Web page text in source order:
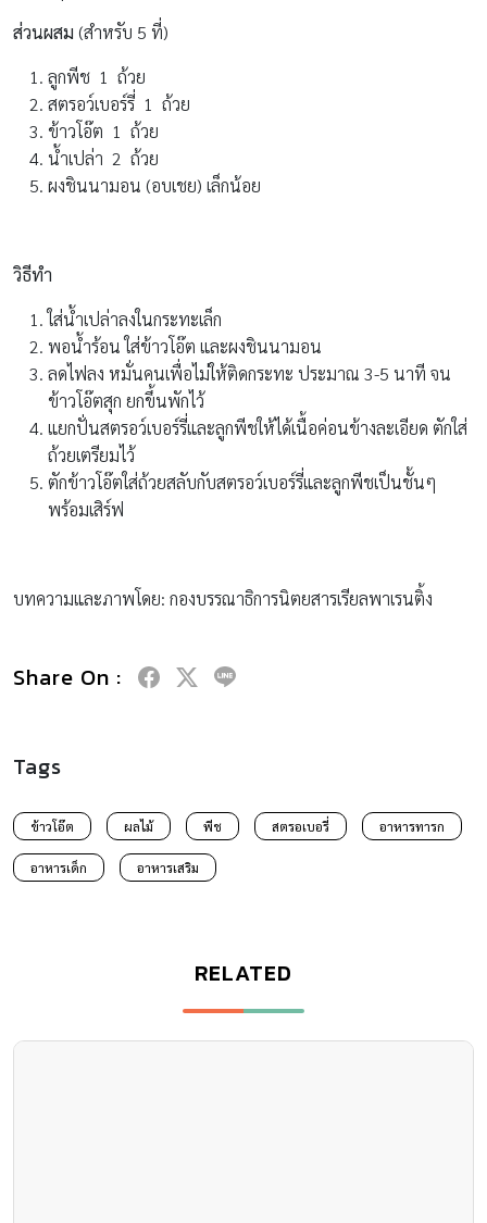
ส่วนผสม (สำหรับ 5 ที่)
ลูกพีช 1 ถ้วย
สตรอว์เบอร์รี่ 1 ถ้วย
ข้าวโอ๊ต 1 ถ้วย
น้ำเปล่า 2 ถ้วย
ผงชินนามอน (อบเชย) เล็กน้อย
วิธีทำ
ใส่น้ำเปล่าลงในกระทะเล็ก
พอน้ำร้อน ใส่ข้าวโอ๊ต และผงชินนามอน
ลดไฟลง หมั่นคนเพื่อไม่ให้ติดกระทะ ประมาณ 3-5 นาที จน
ข้าวโอ๊ตสุก ยกขึ้นพักไว้
แยกปั่นสตรอว์เบอร์รี่และลูกพีชให้ได้เนื้อค่อนข้างละเอียด ตักใส่
ถ้วยเตรียมไว้
ตักข้าวโอ๊ตใส่ถ้วยสลับกับสตรอว์เบอร์รี่และลูกพีชเป็นชั้นๆ
พร้อมเสิร์ฟ
บทความและภาพโดย: กองบรรณาธิการนิตยสารเรียลพาเรนติ้ง
Share On :
Tags
ข้าวโอ๊ต ผลไม้ พีช สตรอเบอรี่ อาหารทารก
อาหารเด็ก อาหารเสริม
RELATED